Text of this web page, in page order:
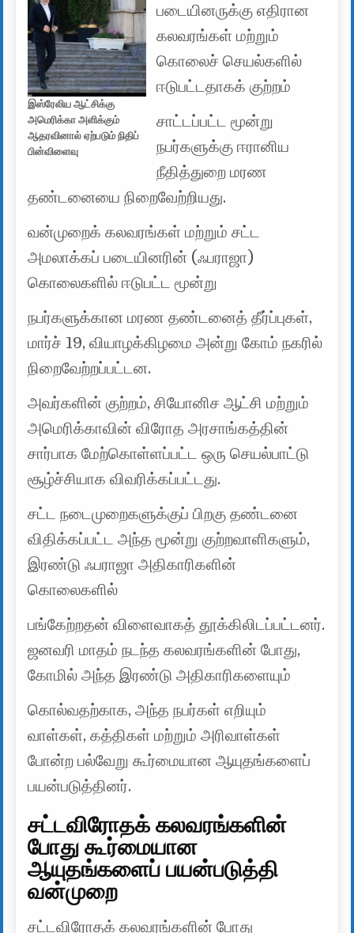
இஸ்ரேலிய ஆட்சிக்கு
அமெரிக்கா அளிக்கும்
ஆதரவினால் ஏற்படும் நிதிப்
பின்விளைவு
படையினருக்கு எதிரான
கலவரங்கள் மற்றும்
கொலைச் செயல்களில்
ஈடுபட்டதாகக் குற்றம்
சாட்டப்பட்ட மூன்று
நபர்களுக்கு ஈரானிய
நீதித்துறை மரண
தண்டனையை நிறைவேற்றியது.
வன்முறைக் கலவரங்கள் மற்றும் சட்ட
அமலாக்கப் படையினரின் (ஃபராஜா)
கொலைகளில் ஈடுபட்ட மூன்று
நபர்களுக்கான மரண தண்டனைத் தீர்ப்புகள்,
மார்ச் 19, வியாழக்கிழமை அன்று கோம் நகரில்
நிறைவேற்றப்பட்டன.
அவர்களின் குற்றம், சியோனிச ஆட்சி மற்றும்
அமெரிக்காவின் விரோத அரசாங்கத்தின்
சார்பாக மேற்கொள்ளப்பட்ட ஒரு செயல்பாட்டு
சூழ்ச்சியாக விவரிக்கப்பட்டது.
சட்ட நடைமுறைகளுக்குப் பிறகு தண்டனை
விதிக்கப்பட்ட அந்த மூன்று குற்றவாளிகளும்,
இரண்டு ஃபராஜா அதிகாரிகளின்
கொலைகளில்
பங்கேற்றதன் விளைவாகத் தூக்கிலிடப்பட்டனர்.
ஜனவரி மாதம் நடந்த கலவரங்களின் போது, ​​
கோமில் அந்த இரண்டு அதிகாரிகளையும்
கொல்வதற்காக, அந்த நபர்கள் எறியும்
வாள்கள், கத்திகள் மற்றும் அரிவாள்கள்
போன்ற பல்வேறு கூர்மையான ஆயுதங்களைப்
பயன்படுத்தினர்.
சட்டவிரோதக் கலவரங்களின்
போது கூர்மையான
ஆயுதங்களைப் பயன்படுத்தி
வன்முறை
சட்டவிரோதக் கலவரங்களின் போது